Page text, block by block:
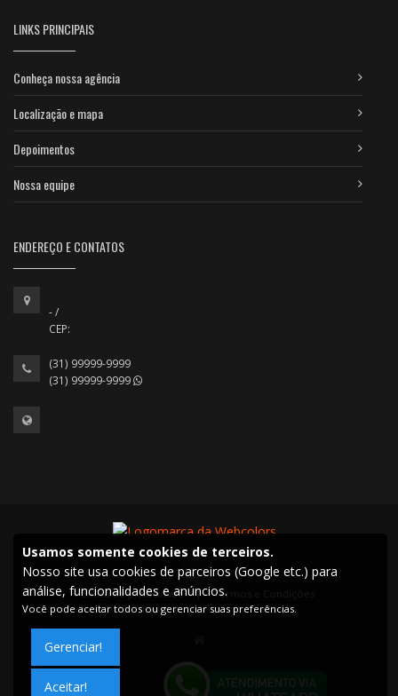
LINKS PRINCIPAIS
Conheça nossa agência
Localização e mapa
Depoimentos
Nossa equipe
ENDEREÇO E CONTATOS
- /
CEP:
(31) 99999-9999
(31) 99999-9999
Política de privacidade |
Termos e Condições
2022 © Todos os direitos reservados.
Usamos somente cookies de terceiros.
Nosso site usa cookies de parceiros (Google etc.) para
análise, funcionalidades e anúncios.
Você pode aceitar todos ou gerenciar suas preferências.
Gerenciar!
Aceitar!